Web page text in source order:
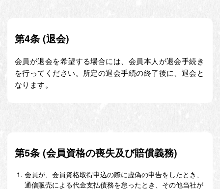
第4条 (退会)
会員が退会を希望する場合には、会員本人が退会手続き
を行ってください。所定の退会手続の終了後に、退会と
なります。
第5条 (会員資格の喪失及び賠償義務)
会員が、会員資格取得申込の際に虚偽の申告をしたとき、
通信販売による代金支払債務を怠ったとき、その他当社が